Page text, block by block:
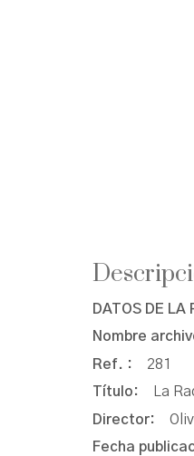
DATOS DE LA
Nombre
Ref. : 281
Título:
La
Director:
Fecha